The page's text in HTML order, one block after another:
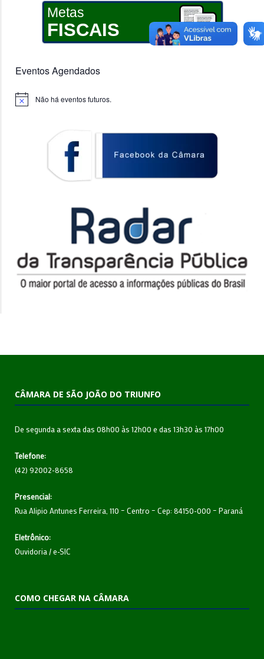
Metas
FISCAIS
Eventos Agendados
Notice Não há eventos futuros.
CÂMARA DE SÃO JOÃO DO TRIUNFO
De segunda a sexta das 08h00 às 12h00 e das 13h30 às 17h00
Telefone:
(42) 92002-8658
Presencial:
Rua Alipio Antunes Ferreira, 110 – Centro – Cep: 84150-000 – Paraná
Eletrônico:
Ouvidoria /e-SIC
COMO CHEGAR NA CÂMARA